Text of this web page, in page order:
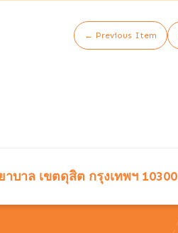
← Previous Item
บาล เขตดุสิต กรุงเทพฯ 10300